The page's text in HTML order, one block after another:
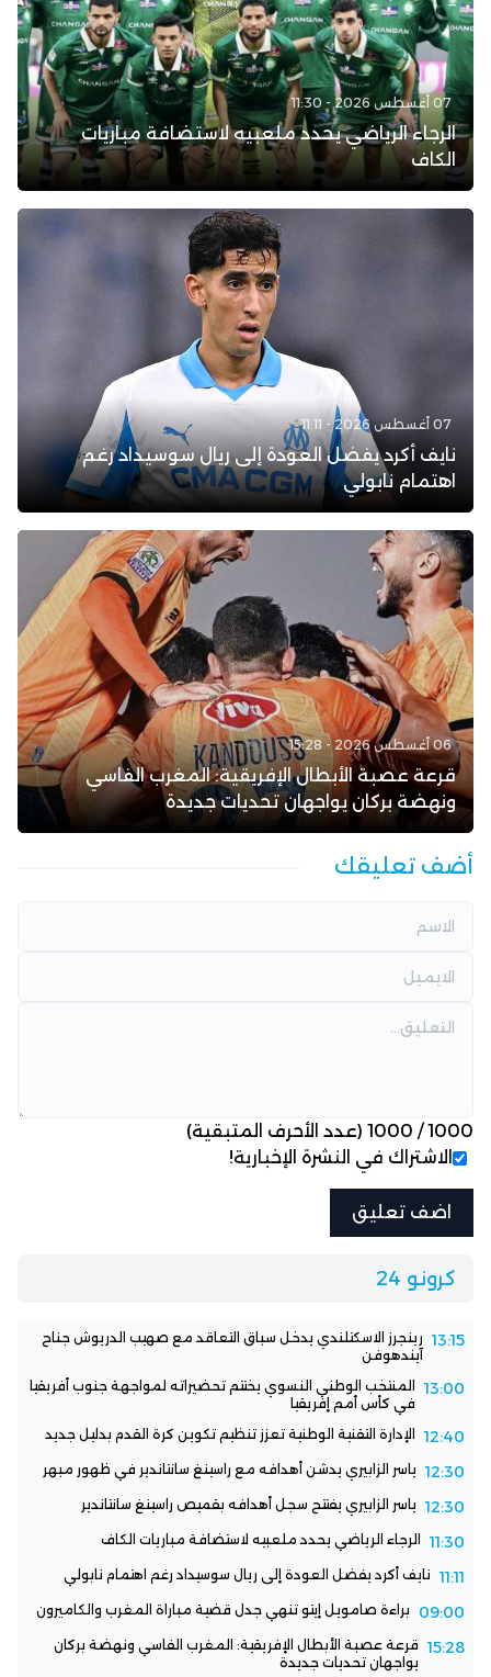
07 أغسطس 2026 - 11:30
الرجاء الرياضي يحدد ملعبيه لاستضافة مباريات
الكاف
07 أغسطس 2026 - 11:11
نايف أكرد يفضل العودة إلى ريال سوسيداد رغم
اهتمام نابولي
06 أغسطس 2026 - 15:28
قرعة عصبة الأبطال الإفريقية: المغرب الفاسي
ونهضة بركان يواجهان تحديات جديدة
أضف تعليقك
1000
/
1000 (عدد الأحرف المتبقية)
الاشتراك في النشرة الإخبارية!
كرونو 24
13:15 رينجرز الاسكتلندي يدخل سباق التعاقد مع صهيب الدريوش جناح
آيندهوفن
13:00
المنتخب الوطني النسوي يختتم تحضيراته لمواجهة جنوب أفريقيا
في كأس أمم إفريقيا
12:40 الإدارة التقنية الوطنية تعزز تنظيم تكوين كرة القدم بدليل جديد
12:30 ياسر الزابيري يدشن أهدافه مع راسينغ سانتاندير في ظهور مبهر
12:30 ياسر الزابيري يفتتح سجل أهدافه بقميص راسينغ سانتاندير
11:30 الرجاء الرياضي يحدد ملعبيه لاستضافة مباريات الكاف
11:11 نايف أكرد يفضل العودة إلى ريال سوسيداد رغم اهتمام نابولي
09:00 براءة صامويل إيتو تنهي جدل قضية مباراة المغرب والكاميرون
15:28 قرعة عصبة الأبطال الإفريقية: المغرب الفاسي ونهضة بركان
يواجهان تحديات جديدة